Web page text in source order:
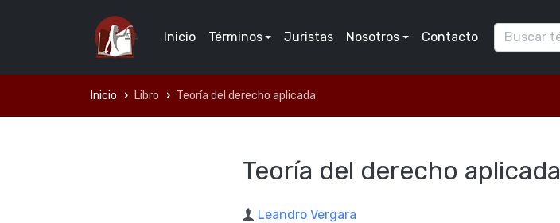
Inicio Términos Juristas Nosotros Contacto
Inicio Libro Teoría del derecho aplicada
Teoría del derecho aplicada
Leandro Vergara